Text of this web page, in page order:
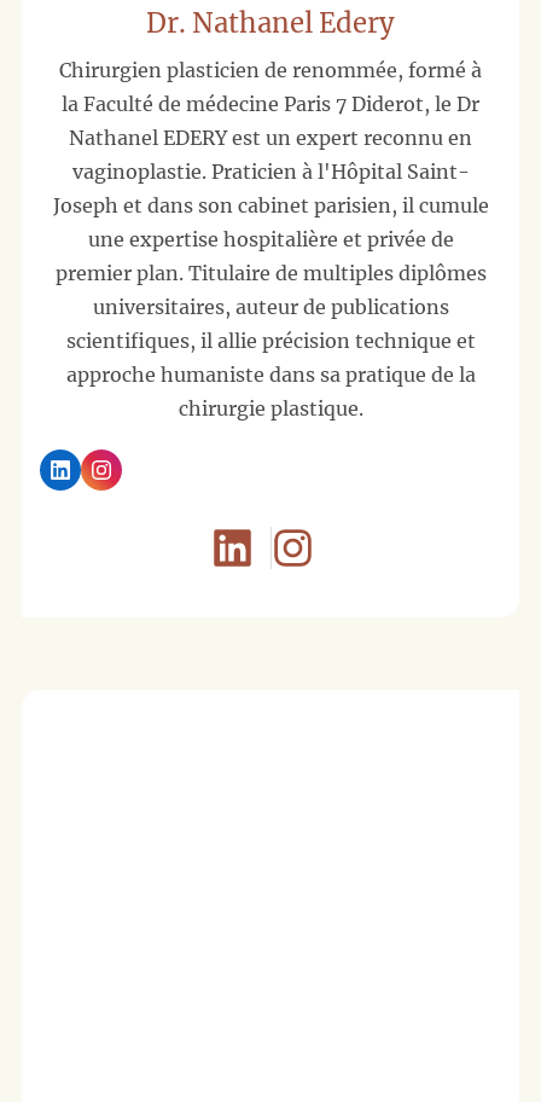
Dr. Nathanel Edery
Chirurgien plasticien de renommée, formé à
la Faculté de médecine Paris 7 Diderot, le Dr
Nathanel EDERY est un expert reconnu en
vaginoplastie. Praticien à l'Hôpital Saint-
Joseph et dans son cabinet parisien, il cumule
une expertise hospitalière et privée de
premier plan. Titulaire de multiples diplômes
universitaires, auteur de publications
scientifiques, il allie précision technique et
approche humaniste dans sa pratique de la
chirurgie plastique.